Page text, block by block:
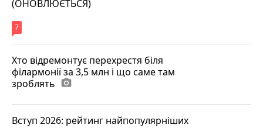
(ОНОВЛЮЄТЬСЯ)
7
Хто відремонтує перехрестя біля
філармонії за 3,5 млн і що саме там
зроблять photo_camera
Вступ 2026: рейтинг найпопулярніших